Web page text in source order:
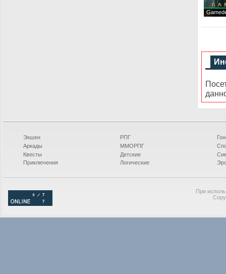
Экшен
Аркады
Квесты
Приключения
РПГ
ММОРПГ
Детские
Логические
При